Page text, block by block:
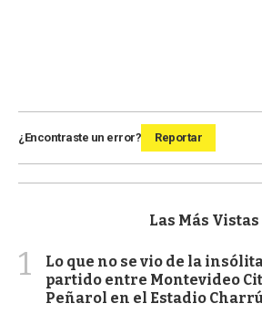
¿Encontraste un error? Reportar
Las Más Vistas
1
Lo que no se vio de la
partido entre Montevideo
Peñarol en el Estadio